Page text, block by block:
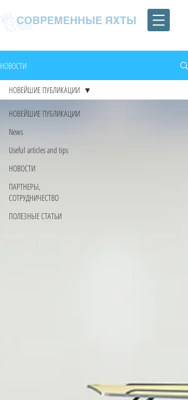
СОВРЕМЕННЫЕ ЯХТЫ
НОВОСТИ
НОВЕЙШИЕ ПУБЛИКАЦИИ
News
Useful articles and tips
НОВОСТИ
ПАРТНЕРЫ,
СОТРУДНИЧЕСТВО
ПОЛЕЗНЫЕ СТАТЬИ
НОВЕЙШИЕ ПУБЛИКАЦИИ